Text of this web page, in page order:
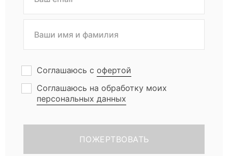
р
а
з
Соглашаюсь с офертой
Соглашаюсь на обработку моих
персональных данных